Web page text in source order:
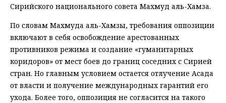
Сирийского национального совета Махмуд аль-Хамза.
По словам Махмуда аль-Хамзы, требования оппозиции
включают в себя освобождение арестованных
противников режима и создание «гуманитарных
коридоров» от мест боев до границ соседних с Сирией
стран. Но главным условием остается отлучение Асада
от власти и получение международных гарантий его
ухода. Более того, оппозиция не согласится на такого